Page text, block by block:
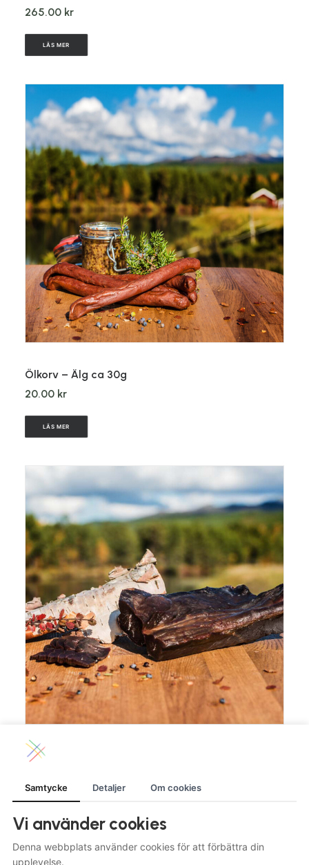
Samtycke Detaljer Om cookies
Vi använder cookies
Denna webbplats använder cookies för att förbättra din
upplevelse.
265.00 kr
LÄS MER
Ölkorv – Älg ca 30g
20.00 kr
LÄS MER
Torkat renkött -orökt ca 200g